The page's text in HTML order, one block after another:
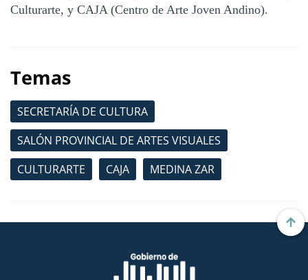
Culturarte, y CAJA (Centro de Arte Joven Andino).
Temas
SECRETARÍA DE CULTURA
SALÓN PROVINCIAL DE ARTES VISUALES
CULTURARTE
CAJA MEDINA ZAR